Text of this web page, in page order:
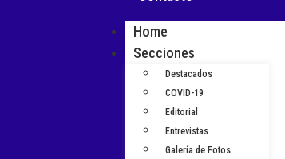
Home
Secciones
Destacados
COVID-19
Editorial
Entrevistas
Galería de Fotos